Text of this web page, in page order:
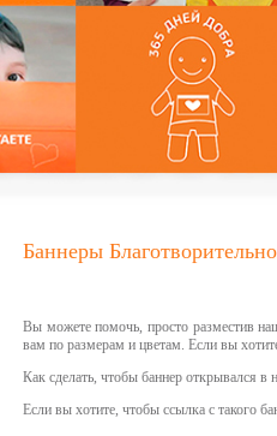
Баннеры
Вы можете помочь, просто разместив
вам по размерам и цветам. Если вы
Как сделать, чтобы баннер открывался в
Если вы хотите, чтобы ссылка с такого